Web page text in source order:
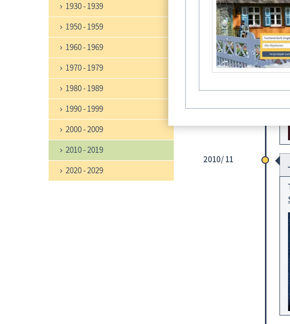
1930 - 1939
1950 - 1959
1960 - 1969
1970 - 1979
1980 - 1989
1990 - 1999
2000 - 2009
2010 - 2019
2020 - 2029
2010/ 11
2010/ 11